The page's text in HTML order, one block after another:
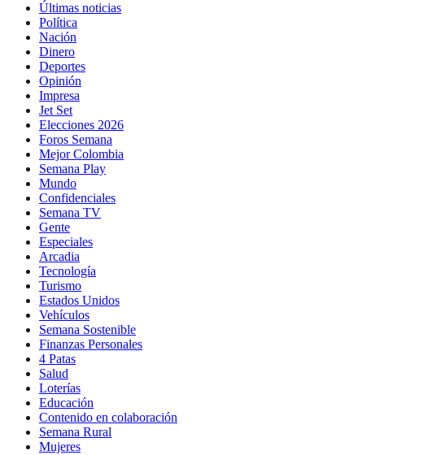
Últimas noticias
Política
Nación
Dinero
Deportes
Opinión
Impresa
Jet Set
Elecciones 2026
Foros Semana
Mejor Colombia
Semana Play
Mundo
Confidenciales
Semana TV
Gente
Especiales
Arcadia
Tecnología
Turismo
Estados Unidos
Vehículos
Semana Sostenible
Finanzas Personales
4 Patas
Salud
Loterías
Educación
Contenido en colaboración
Semana Rural
Mujeres